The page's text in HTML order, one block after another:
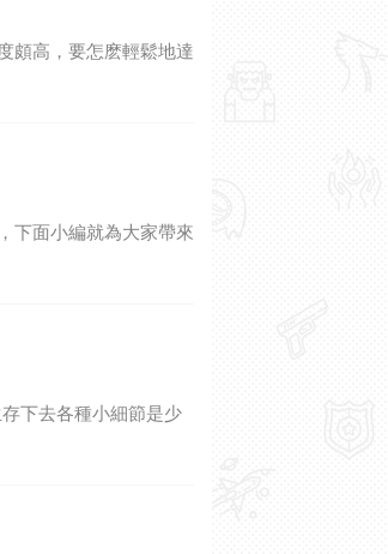
頗高，要怎麽輕鬆地達
下面小編就為大家帶來
下去各種小細節是少